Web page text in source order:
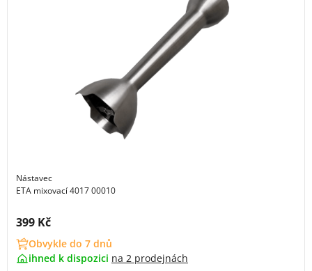
Nástavec
ETA mixovací 4017 00010
Cena s DPH:
399 Kč
Obvykle do 7 dnů
ihned k dispozici na 2 prodejnách